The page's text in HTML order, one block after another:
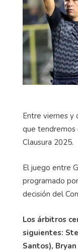
Entre viernes y
que tendremos
Clausura 2025.
El juego entre
programado
decisión del
Los árbitros
siguientes:
Santos),